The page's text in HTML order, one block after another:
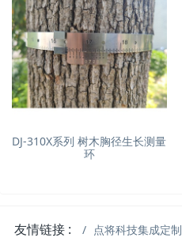
DJ-310X系列 树木胸径生长测量
环
友情链接 : 点将科技集成定制